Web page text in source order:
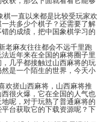
棋一直以来都是比较受玩家欢
共多少个棋子？还需要了解
的成绩，把中国象棋学习的
老麻友往往都会不远千里跑
近年来在全国的麻将圈子里
几乎都接触过山西麻将的玩
是一个陌生的世界，今天小
欢搓山西麻将，山西麻将推
很火爆，它在全国的人气也
呢，对于玩熟了普通麻将的
台获取它的下载资源呢？下